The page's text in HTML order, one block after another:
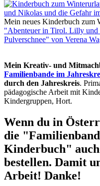
Mein neues Kinderbuch zum
"Abenteuer in Tirol. Lilly und
Pulverschnee" von Verena
Mein Kreativ- und
Familienbande im
durch den Jahreskreis.
pädagogische Arbeit mit
Kindergruppen, Hort.
Wenn du in
die
Kinderbuch"
bestellen. Damit
Arbeit! Danke!